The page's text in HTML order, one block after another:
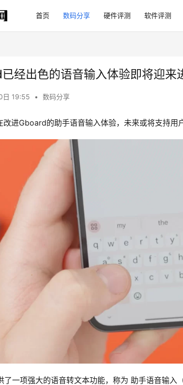
首页 数码分享 硬件评测 软件评测
经出色的语音输入体验即将迎来
日 19:55 • 数码分享
进Gboard的助手语音输入体验，未来或将支持用
了一项强大的语音转文本功能，称为 助手语音输